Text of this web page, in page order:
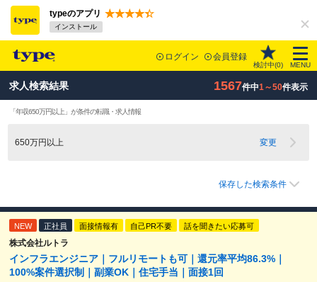
typeのアプリ
インストール
ログイン 会員登録
検討中(0) MENU
求人検索結果 1567件中1～50件表示
「年収650万円以上」が条件の転職・求人情報
650万円以上 変更
保存した検索条件
NEW 正社員 面接情報有 自己PR不要 話を聞きたい応募可
株式会社ルトラ
インフラエンジニア｜フルリモートも可｜還元率平均86.3%｜
100%案件選択制｜副業OK｜住宅手当｜面接1回